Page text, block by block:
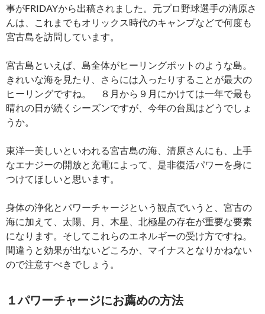
事がFRIDAYから出稿されました。元プロ野球選手の清原さ
んは、これまでもオリックス時代のキャンプなどで何度も
宮古島を訪問しています。
宮古島といえば、島全体がヒーリングポットのような島。
きれいな海を見たり、さらには入ったりすることが最大の
ヒーリングですね。 ８月から９月にかけては一年で最も
晴れの日が続くシーズンですが、今年の台風はどうでしょ
うか。
東洋一美しいといわれる宮古島の海、清原さんにも、上手
なエナジーの開放と充電によって、是非復活パワーを身に
つけてほしいと思います。
身体の浄化とパワーチャージという観点でいうと、宮古の
海に加えて、太陽、月、木星、北極星の存在が重要な要素
になります。そしてこれらのエネルギーの受け方ですね。
間違うと効果が出ないどころか、マイナスとなりかねない
ので注意すべきでしょう。
１パワーチャージにお薦めの方法